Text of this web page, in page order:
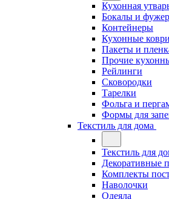
Кухонная
Бокалы и
Контейнеры
Кухонные
Пакеты и
Прочие
Рейлинги
Сковородки
Тарелки
Фольга и
Формы для
Текстиль для дома
Текстиль для
Декоративные
Комплекты
Наволочки
Одеяла